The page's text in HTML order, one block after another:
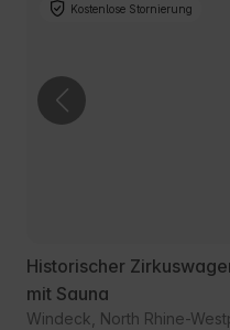
Kostenlose Stornierung
Historischer
mit Sauna
Windeck, North Rhine-